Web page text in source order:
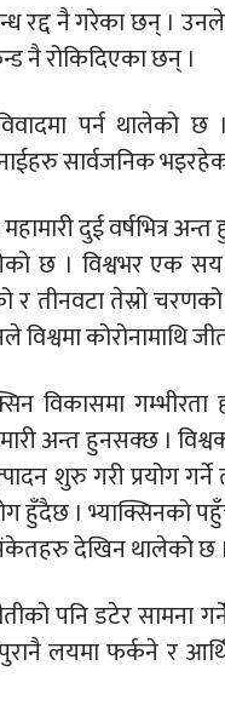
नै गरेका छन् ।
नै रोकिदिएका छन् ।
पर्न थालेको
सार्वजनिक
दुई वर्षभित्र
छ । विश्वभर एक
र तीनवटा तेस्रो
विश्वमा कोरोनामाथि
विकासमा गम्भीरता
अन्त हुनसक्छ ।
शुरु गरी प्रयोग
हुँदैछ । भ्याक्सिनको
देखिन थालेको छ ।
पनि डटेर सामना
लयमा फर्कने र